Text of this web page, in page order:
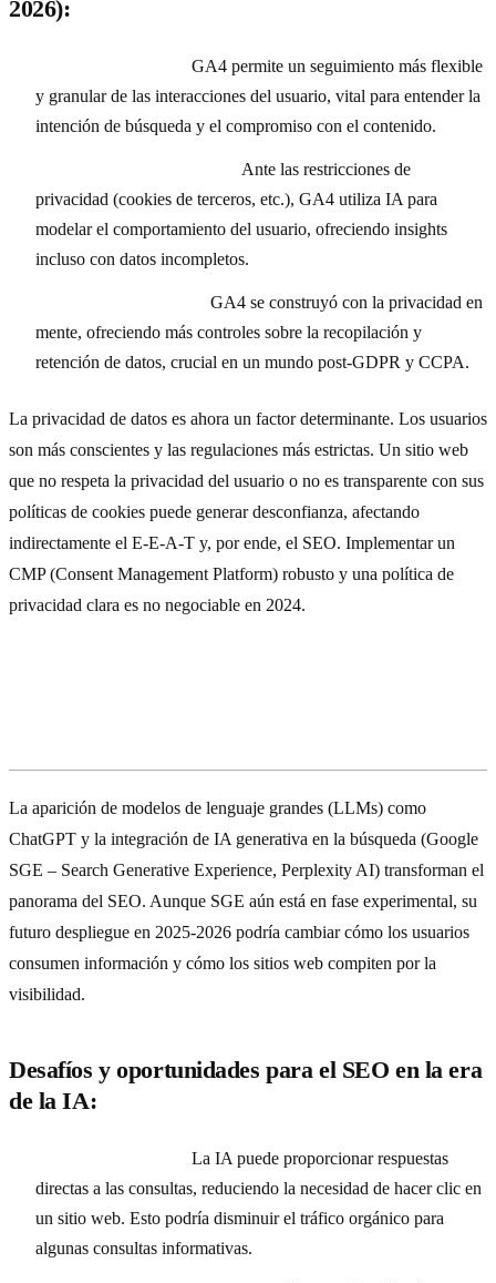
2026):
GA4 permite un seguimiento más flexible
y granular de las interacciones del usuario, vital para entender la
intención de búsqueda y el compromiso con el contenido.
Ante las restricciones de
privacidad (cookies de terceros, etc.), GA4 utiliza IA para
modelar el comportamiento del usuario, ofreciendo insights
incluso con datos incompletos.
GA4 se construyó con la privacidad en
mente, ofreciendo más controles sobre la recopilación y
retención de datos, crucial en un mundo post-GDPR y CCPA.
La privacidad de datos es ahora un factor determinante. Los usuarios
son más conscientes y las regulaciones más estrictas. Un sitio web
que no respeta la privacidad del usuario o no es transparente con sus
políticas de cookies puede generar desconfianza, afectando
indirectamente el E-E-A-T y, por ende, el SEO. Implementar un
CMP (Consent Management Platform) robusto y una política de
privacidad clara es no negociable en 2024.
La aparición de modelos de lenguaje grandes (LLMs) como
ChatGPT y la integración de IA generativa en la búsqueda (Google
SGE – Search Generative Experience, Perplexity AI) transforman el
panorama del SEO. Aunque SGE aún está en fase experimental, su
futuro despliegue en 2025-2026 podría cambiar cómo los usuarios
consumen información y cómo los sitios web compiten por la
visibilidad.
Desafíos y oportunidades para el SEO en la era
de la IA:
La IA puede proporcionar respuestas
directas a las consultas, reduciendo la necesidad de hacer clic en
un sitio web. Esto podría disminuir el tráfico orgánico para
algunas consultas informativas.